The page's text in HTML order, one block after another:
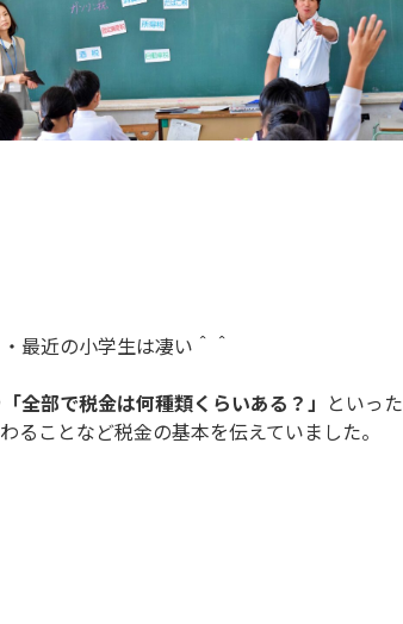
最近の小学生は凄い＾＾
「全部で税金は何種類くらいある？」 といった
ことなど税金の基本を伝えていました。